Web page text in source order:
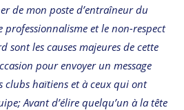
de mon poste d’entraîneurdu
professionnalisme et le non-respect
sont les causes majeures de cette
pour envoyer un message
clubs haïtiens et à ceux qui ont
Avant d’élire quelqu’un à la tête